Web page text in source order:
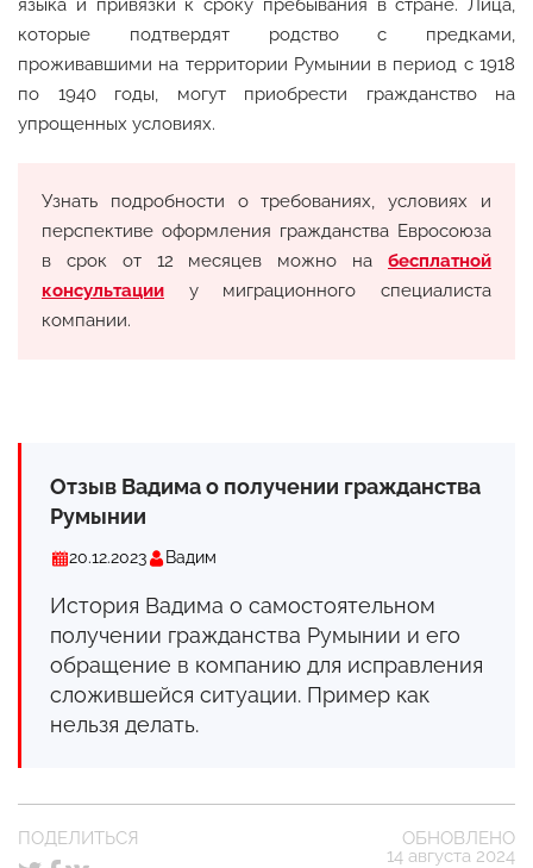
языка и привязки к сроку пребывания в стране. Лица,
которые подтвердят родство с предками,
проживавшими на территории Румынии в период с 1918
по 1940 годы, могут приобрести гражданство на
упрощенных условиях.
Узнать подробности о требованиях, условиях и
перспективе оформления гражданства Евросоюза
в срок от 12 месяцев можно на бесплатной
консультации у миграционного специалиста
компании.
Отзыв Вадима о получении гражданства
Румынии
20.12.2023 Вадим
История Вадима о самостоятельном
получении гражданства Румынии и его
обращение в компанию для исправления
сложившейся ситуации. Пример как
нельзя делать.
ПОДЕЛИТЬСЯ
ОБНОВЛЕНО
14 августа 2024